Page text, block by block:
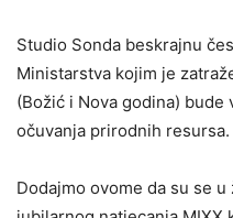
Studio Sonda beskrajnu
Ministarstva kojim je
(Božić i Nova godina) bude
očuvanja prirodnih resursa.
Dodajmo ovome da su se